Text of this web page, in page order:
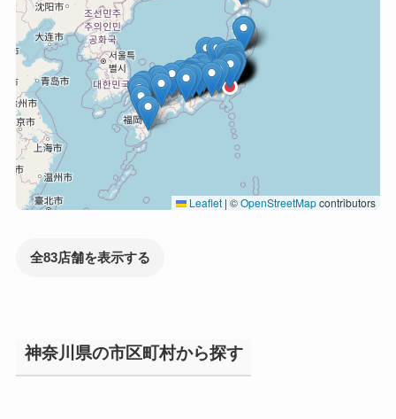
Leaflet | ©OpenStreetMapcontributors
全83店舗を表示する
神奈川県の市区町村から探す